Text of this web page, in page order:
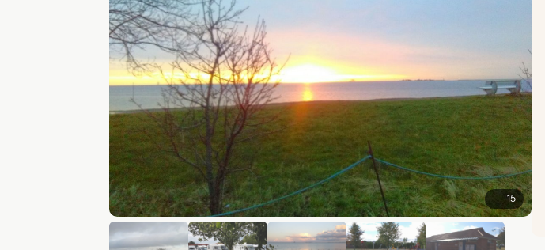
15